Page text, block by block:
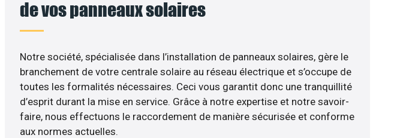
de vos panneaux solaires
Notre société, spécialisée dans l’installation de panneaux solaires, gère le
branchement de votre centrale solaire au réseau électrique et s’occupe de
toutes les formalités nécessaires. Ceci vous garantit donc une tranquillité
d’esprit durant la mise en service. Grâce à notre expertise et notre savoir-
faire, nous effectuons le raccordement de manière sécurisée et conforme
aux normes actuelles.